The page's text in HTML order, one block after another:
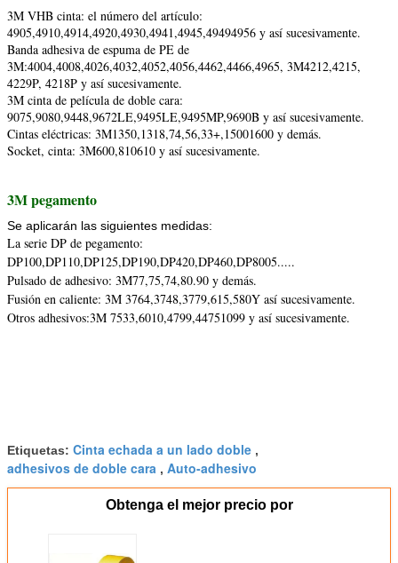
3M VHB cinta: el número del artículo:
4905,4910,4914,4920,4930,4941,4945,49494956 y así sucesivamente.
Banda adhesiva de espuma de PE de
3M:4004,4008,4026,4032,4052,4056,4462,4466,4965, 3M4212,4215,
4229P, 4218P y así sucesivamente.
3M cinta de película de doble cara:
9075,9080,9448,9672LE,9495LE,9495MP,9690B y así sucesivamente.
Cintas eléctricas: 3M1350,1318,74,56,33+,15001600 y demás.
Socket, cinta: 3M600,810610 y así sucesivamente.
3M pegamento
Se aplicarán las siguientes medidas:
La serie DP de pegamento:
DP100,DP110,DP125,DP190,DP420,DP460,DP8005.....
Pulsado de adhesivo: 3M77,75,74,80.90 y demás.
Fusión en caliente: 3M 3764,3748,3779,615,580Y así sucesivamente.
Otros adhesivos:3M 7533,6010,4799,44751099 y así sucesivamente.
Etiquetas: Cinta echada a un lado doble ,
adhesivos de doble cara , Auto-adhesivo
Obtenga el mejor precio por